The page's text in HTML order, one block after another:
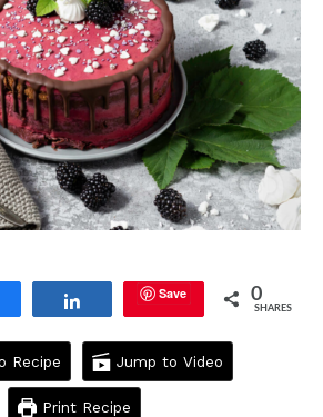
Save 0
SHARES
Recipe Jump to Video
Print Recipe